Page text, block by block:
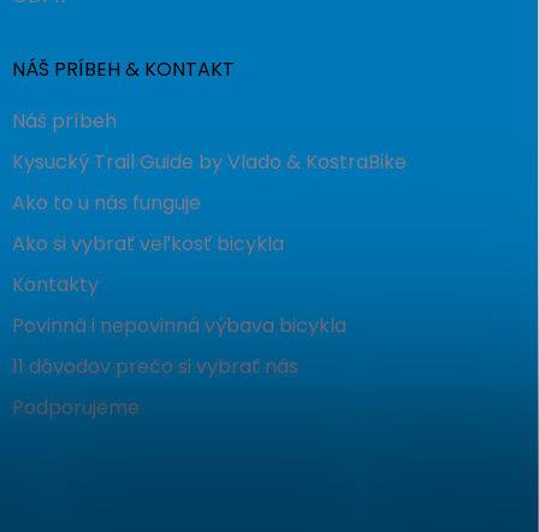
NÁŠ PRÍBEH & KONTAKT
Náš príbeh
Kysucký Trail Guide by Vlado & KostraBike
Ako to u nás funguje
Ako si vybrať veľkosť bicykla
Kontakty
Povinná i nepovinná výbava bicykla
11 dôvodov prečo si vybrať nás
Podporujeme